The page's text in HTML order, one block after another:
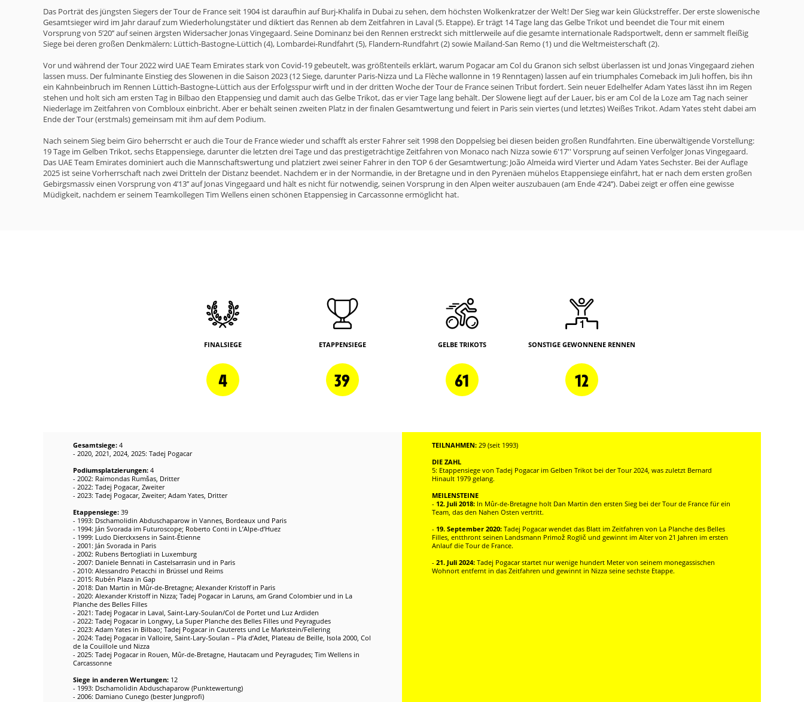
Das Porträt des jüngsten Siegers der Tour de France seit 1904 ist daraufhin auf Burj-Khalifa in Dubai zu sehen, dem höchsten Wolkenkratzer der Welt! Der Sieg war kein Glückstreffer. Der erste slowenische
Gesamtsieger wird im Jahr darauf zum Wiederholungstäter und diktiert das Rennen ab dem Zeitfahren in Laval (5. Etappe). Er trägt 14 Tage lang das Gelbe Trikot und beendet die Tour mit einem
Vorsprung von 5’20’’ auf seinen ärgsten Widersacher Jonas Vingegaard. Seine Dominanz bei den Rennen erstreckt sich mittlerweile auf die gesamte internationale Radsportwelt, denn er sammelt fleißig
Siege bei deren großen Denkmälern: Lüttich-Bastogne-Lüttich (4), Lombardei-Rundfahrt (5), Flandern-Rundfahrt (2) sowie Mailand-San Remo (1) und die Weltmeisterschaft (2).
Vor und während der Tour 2022 wird UAE Team Emirates stark von Covid-19 gebeutelt, was größtenteils erklärt, warum Pogacar am Col du Granon sich selbst überlassen ist und Jonas Vingegaard ziehen
lassen muss. Der fulminante Einstieg des Slowenen in die Saison 2023 (12 Siege, darunter Paris-Nizza und La Flèche wallonne in 19 Renntagen) lassen auf ein triumphales Comeback im Juli hoffen, bis ihn
ein Kahnbeinbruch im Rennen Lüttich-Bastogne-Lüttich aus der Erfolgsspur wirft und in der dritten Woche der Tour de France seinen Tribut fordert. Sein neuer Edelhelfer Adam Yates lässt ihn im Regen
stehen und holt sich am ersten Tag in Bilbao den Etappensieg und damit auch das Gelbe Trikot, das er vier Tage lang behält. Der Slowene liegt auf der Lauer, bis er am Col de la Loze am Tag nach seiner
Niederlage im Zeitfahren von Combloux einbricht. Aber er behält seinen zweiten Platz in der finalen Gesamtwertung und feiert in Paris sein viertes (und letztes) Weißes Trikot. Adam Yates steht dabei am
Ende der Tour (erstmals) gemeinsam mit ihm auf dem Podium.
Nach seinem Sieg beim Giro beherrscht er auch die Tour de France wieder und schafft als erster Fahrer seit 1998 den Doppelsieg bei diesen beiden großen Rundfahrten. Eine überwältigende Vorstellung:
19 Tage im Gelben Trikot, sechs Etappensiege, darunter die letzten drei Tage und das prestigeträchtige Zeitfahren von Monaco nach Nizza sowie 6'17'' Vorsprung auf seinen Verfolger Jonas Vingegaard.
Das UAE Team Emirates dominiert auch die Mannschaftswertung und platziert zwei seiner Fahrer in den TOP 6 der Gesamtwertung: João Almeida wird Vierter und Adam Yates Sechster. Bei der Auflage
2025 ist seine Vorherrschaft nach zwei Dritteln der Distanz beendet. Nachdem er in der Normandie, in der Bretagne und in den Pyrenäen mühelos Etappensiege einfährt, hat er nach dem ersten großen
Gebirgsmassiv einen Vorsprung von 4’13’’ auf Jonas Vingegaard und hält es nicht für notwendig, seinen Vorsprung in den Alpen weiter auszubauen (am Ende 4’24’’). Dabei zeigt er offen eine gewisse
Müdigkeit, nachdem er seinem Teamkollegen Tim Wellens einen schönen Etappensieg in Carcassonne ermöglicht hat.
FINALSIEGE
4
ETAPPENSIEGE
39
GELBE TRIKOTS
61
SONSTIGE GEWONNENE RENNEN
12
Gesamtsiege: 4
- 2020, 2021, 2024, 2025: Tadej Pogacar
Podiumsplatzierungen: 4
- 2002: Raimondas Rumšas, Dritter
- 2022: Tadej Pogacar, Zweiter
- 2023: Tadej Pogacar, Zweiter; Adam Yates, Dritter
Etappensiege: 39
- 1993: Dschamolidin Abduschaparow in Vannes, Bordeaux und Paris
- 1994: Ján Svorada im Futuroscope; Roberto Conti in L’Alpe-d’Huez
- 1999: Ludo Dierckxsens in Saint-Étienne
- 2001: Ján Svorada in Paris
- 2002: Rubens Bertogliati in Luxemburg
- 2007: Daniele Bennati in Castelsarrasin und in Paris
- 2010: Alessandro Petacchi in Brüssel und Reims
- 2015: Rubén Plaza in Gap
- 2018: Dan Martin in Mûr-de-Bretagne; Alexander Kristoff in Paris
- 2020: Alexander Kristoff in Nizza; Tadej Pogacar in Laruns, am Grand Colombier und in La
Planche des Belles Filles
- 2021: Tadej Pogacar in Laval, Saint-Lary-Soulan/Col de Portet und Luz Ardiden
- 2022: Tadej Pogacar in Longwy, La Super Planche des Belles Filles und Peyragudes
- 2023: Adam Yates in Bilbao; Tadej Pogacar in Cauterets und Le Markstein/Fellering
- 2024: Tadej Pogacar in Valloire, Saint-Lary-Soulan – Pla d’Adet, Plateau de Beille, Isola 2000, Col
de la Couillole und Nizza
- 2025: Tadej Pogacar in Rouen, Mûr-de-Bretagne, Hautacam und Peyragudes; Tim Wellens in
Carcassonne
Siege in anderen Wertungen: 12
- 1993: Dschamolidin Abduschaparow (Punktewertung)
- 2006: Damiano Cunego (bester Jungprofi)
TEILNAHMEN: 29 (seit 1993)
DIE ZAHL
5: Etappensiege von Tadej Pogacar im Gelben Trikot bei der Tour 2024, was zuletzt Bernard
Hinault 1979 gelang.
MEILENSTEINE
- 12. Juli 2018: In Mûr-de-Bretagne holt Dan Martin den ersten Sieg bei der Tour de France für ein
Team, das den Nahen Osten vertritt.
- 19. September 2020: Tadej Pogacar wendet das Blatt im Zeitfahren von La Planche des Belles
Filles, entthront seinen Landsmann Primož Roglič und gewinnt im Alter von 21 Jahren im ersten
Anlauf die Tour de France.
- 21. Juli 2024: Tadej Pogacar startet nur wenige hundert Meter von seinem monegassischen
Wohnort entfernt in das Zeitfahren und gewinnt in Nizza seine sechste Etappe.